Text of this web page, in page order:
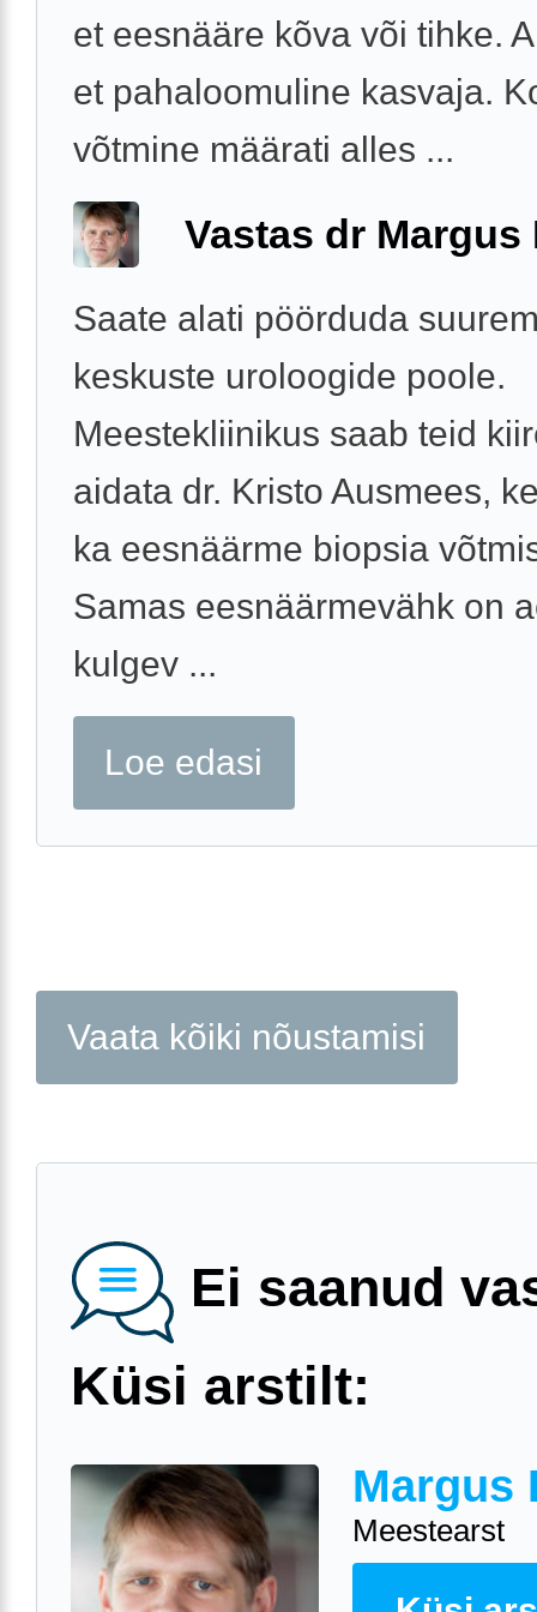
et eesnääre kõva või tihke.
et pahaloomuline kasvaja.
võtmine määrati alles ...
Vastas dr Margus
Saate alati pöörduda
keskuste uroloogide poole.
Meestekliinikus saab teid
aidata dr. Kristo Ausmees,
ka eesnäärme biopsia
Samas eesnäärmevähk on
kulgev ...
Loe edasi
Vaata kõiki nõustamisi
Ei saanud
Küsi arstilt:
Margus
Meestearst